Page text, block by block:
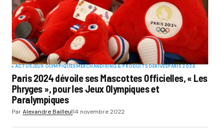
ACTUSJEUX OLYMPIQUESMERCHANDISING & PRODUITS DÉRIVÉSPARIS 2024
Paris 2024 dévoile ses Mascottes Officielles, « Les
Phryges », pour les Jeux Olympiques et
Paralympiques
ParAlexandre Bailleul14 novembre 2022